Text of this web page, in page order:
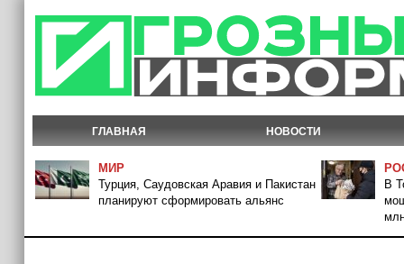
ГЛАВНАЯ НОВОСТИ
МИР
Турция, Саудовская Аравия и Пакистан
планируют сформировать альянс
В